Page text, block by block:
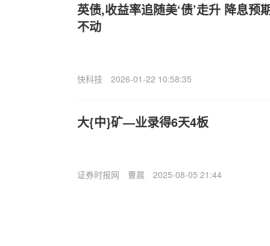
英债,收益率追随美‘债’走升 降息预
不动
快科技 2026-01-22 10:58:35
大{中}矿—业录得6天4板
证券时报网 曹晨 2025-08-05 21:44